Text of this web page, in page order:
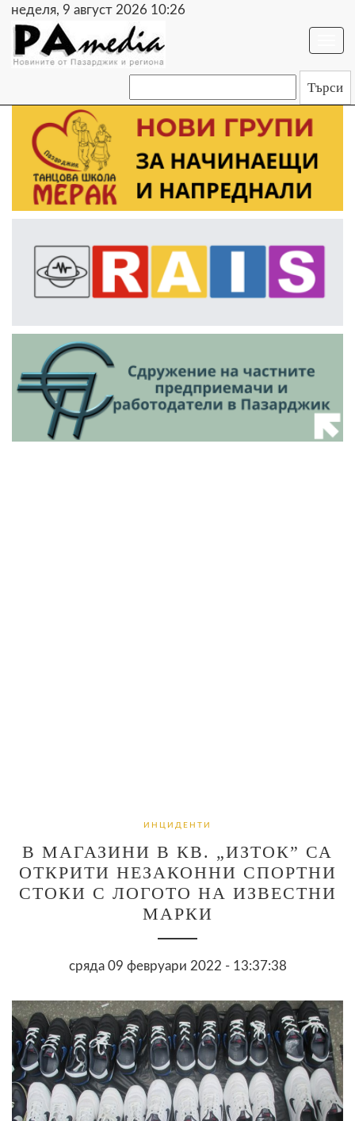
неделя, 9 август 2026 10:26
ИНЦИДЕНТИ
В МАГАЗИНИ В КВ. „ИЗТОК” СА
ОТКРИТИ НЕЗАКОННИ СПОРТНИ
СТОКИ С ЛОГОТО НА ИЗВЕСТНИ
МАРКИ
сряда 09 февруари 2022 - 13:37:38